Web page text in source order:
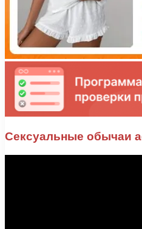
Сексуальные обычаи